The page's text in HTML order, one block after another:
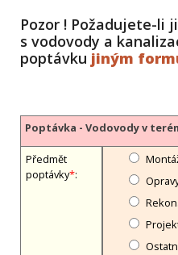
Pozor ! Požadujete-li
s vodovody a
poptávku jiným
Poptávka - Vodovody v
Předmět
poptávky*: